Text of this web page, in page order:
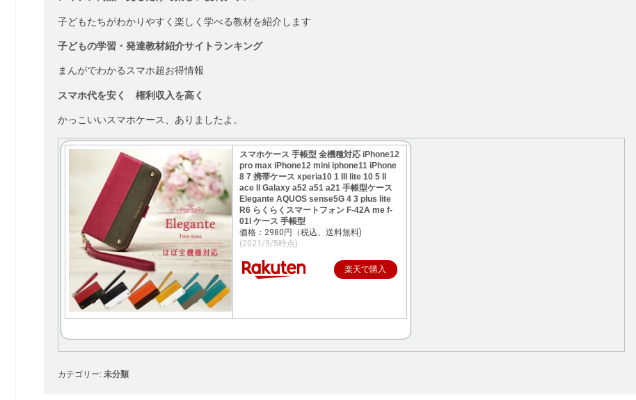
子どもたちがわかりやすく楽しく学べる教材を紹介します
子どもの学習・発達教材紹介サイトランキング
まんがでわかるスマホ超お得情報
スマホ代を安く 権利収入を高く
かっこいいスマホケース、ありましたよ。
スマホケース 手帳型 全機種対応 iPhone12
pro max iPhone12 mini iphone11 iPhone
8 7 携帯ケース xperia10 1 III lite 10 5 II
ace II Galaxy a52 a51 a21 手帳型ケース
Elegante AQUOS sense5G 4 3 plus lite
R6 らくらくスマートフォン F-42A me f-
01l ケース 手帳型
価格：2980円（税込、送料無料)
(2021/9/5時点)
楽天で購入
カテゴリー: 未分類